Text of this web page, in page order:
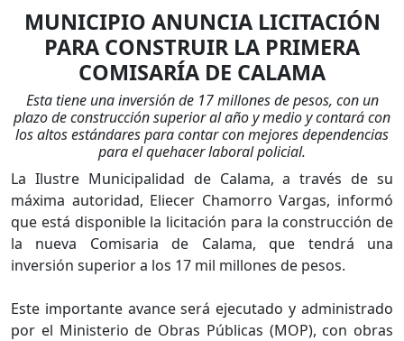
MUNICIPIO ANUNCIA LICITACIÓN
PARA CONSTRUIR LA PRIMERA
COMISARÍA DE CALAMA
Esta tiene una inversión de 17 millones de pesos, con un
plazo de construcción superior al año y medio y contará con
los altos estándares para contar con mejores dependencias
para el quehacer laboral policial.
La Ilustre Municipalidad de Calama, a través de su
máxima autoridad, Eliecer Chamorro Vargas, informó
que está disponible la licitación para la construcción de
la nueva Comisaria de Calama, que tendrá una
inversión superior a los 17 mil millones de pesos.
Este importante avance será ejecutado y administrado
por el Ministerio de Obras Públicas (MOP), con obras